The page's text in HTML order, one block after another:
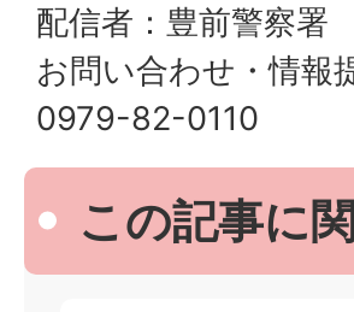
配信者：豊前警察署
お問い合わせ・情報
0979-82-0110
この記事に